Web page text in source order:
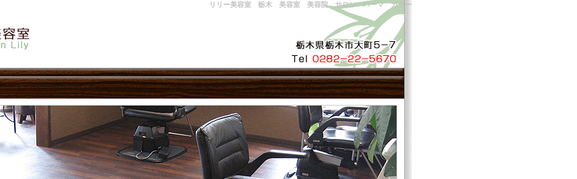
リリー美容室 栃木 美容室 美容院 サロン パーマ カラー